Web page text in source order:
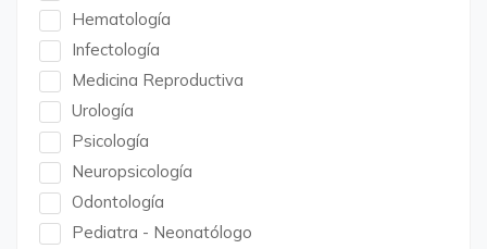
Hematología
Infectología
Medicina Reproductiva
Urología
Psicología
Neuropsicología
Odontología
Pediatra - Neonatólogo